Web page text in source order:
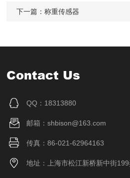
下一篇：称重传感器
Contact Us
QQ：18313880
邮箱：shbison@163.com
传真：86-021-62964163
地址：上海市松江新桥新中街